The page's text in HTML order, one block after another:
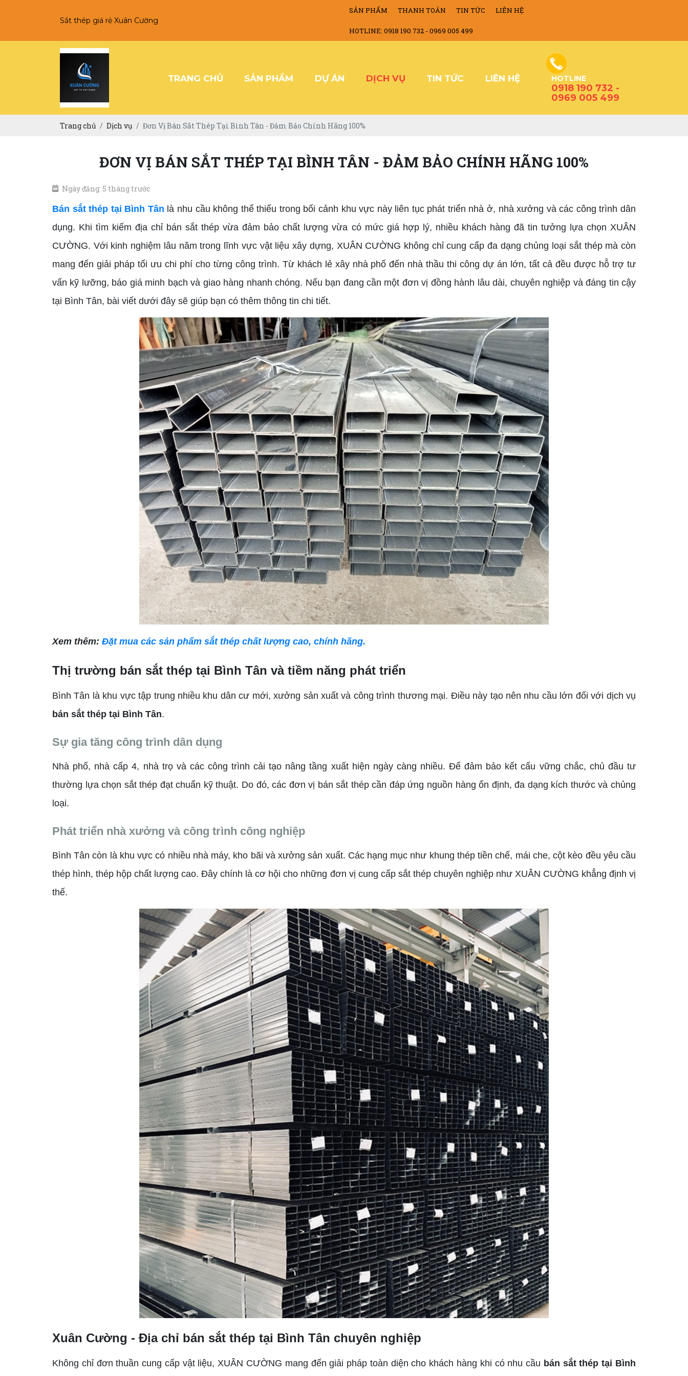
Sắt thép giá rẻ Xuân Cường
SẢN PHẨM THANH TOÁN TIN TỨC LIÊN HỆ
HOTLINE: 0918 190 732 - 0969 005 499
TRANG CHỦ SẢN PHẨM DỰ ÁN DỊCH VỤ TIN TỨC LIÊN HỆ HOTLINE
0918 190 732 -
0969 005 499
Trang chủ Dịch vụ Đơn Vị Bán Sắt Thép Tại Bình Tân - Đảm Bảo Chính Hãng 100%
ĐƠN VỊ BÁN SẮT THÉP TẠI BÌNH TÂN - ĐẢM BẢO CHÍNH HÃNG 100%
Ngày đăng: 5 tháng trước
Bán sắt thép tại Bình Tân là nhu cầu không thể thiếu trong bối cảnh khu vực này liên tục phát triển nhà ở, nhà xưởng và các công trình dân
dụng. Khi tìm kiếm địa chỉ bán sắt thép vừa đảm bảo chất lượng vừa có mức giá hợp lý, nhiều khách hàng đã tin tưởng lựa chọn XUÂN
CƯỜNG. Với kinh nghiệm lâu năm trong lĩnh vực vật liệu xây dựng, XUÂN CƯỜNG không chỉ cung cấp đa dạng chủng loại sắt thép mà còn
mang đến giải pháp tối ưu chi phí cho từng công trình. Từ khách lẻ xây nhà phố đến nhà thầu thi công dự án lớn, tất cả đều được hỗ trợ tư
vấn kỹ lưỡng, báo giá minh bạch và giao hàng nhanh chóng. Nếu bạn đang cần một đơn vị đồng hành lâu dài, chuyên nghiệp và đáng tin cậy
tại Bình Tân, bài viết dưới đây sẽ giúp bạn có thêm thông tin chi tiết.
Xem thêm: Đặt mua các sản phẩm sắt thép chất lượng cao, chính hãng.
Thị trường bán sắt thép tại Bình Tân và tiềm năng phát triển
Bình Tân là khu vực tập trung nhiều khu dân cư mới, xưởng sản xuất và công trình thương mại. Điều này tạo nên nhu cầu lớn đối với dịch vụ
bán sắt thép tại Bình Tân.
Sự gia tăng công trình dân dụng
Nhà phố, nhà cấp 4, nhà trọ và các công trình cải tạo nâng tầng xuất hiện ngày càng nhiều. Để đảm bảo kết cấu vững chắc, chủ đầu tư
thường lựa chọn sắt thép đạt chuẩn kỹ thuật. Do đó, các đơn vị bán sắt thép cần đáp ứng nguồn hàng ổn định, đa dạng kích thước và chủng
loại.
Phát triển nhà xưởng và công trình công nghiệp
Bình Tân còn là khu vực có nhiều nhà máy, kho bãi và xưởng sản xuất. Các hạng mục như khung thép tiền chế, mái che, cột kèo đều yêu cầu
thép hình, thép hộp chất lượng cao. Đây chính là cơ hội cho những đơn vị cung cấp sắt thép chuyên nghiệp như XUÂN CƯỜNG khẳng định vị
thế.
Xuân Cường - Địa chỉ bán sắt thép tại Bình Tân chuyên nghiệp
Không chỉ đơn thuần cung cấp vật liệu, XUÂN CƯỜNG mang đến giải pháp toàn diện cho khách hàng khi có nhu cầu bán sắt thép tại Bình